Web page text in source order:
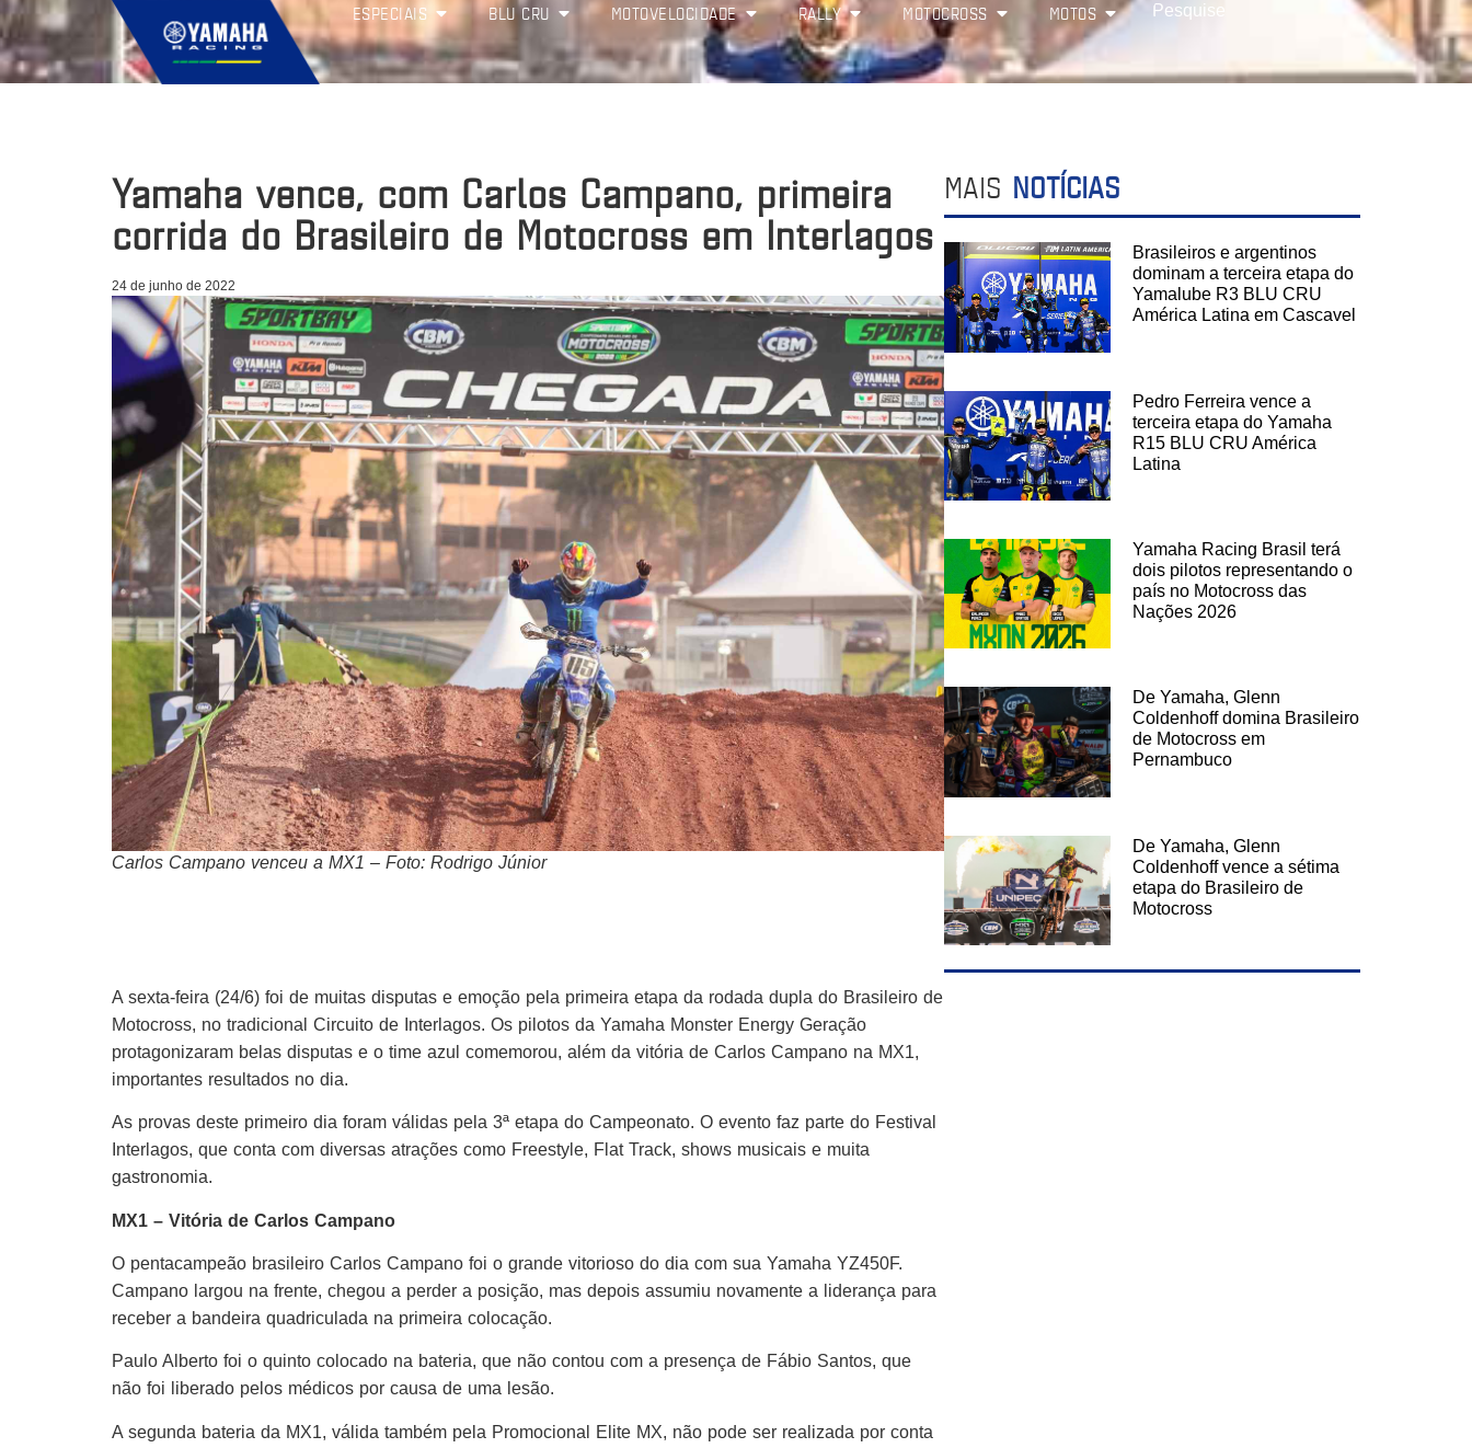
ESPECIAIS BLU CRU MOTOVELOCIDADE RALLY MOTOCROSS MOTOS
Yamaha vence, com Carlos Campano, primeira
corrida do Brasileiro de Motocross em Interlagos
24 de junho de 2022
Carlos Campano venceu a MX1 – Foto: Rodrigo Júnior
A sexta-feira (24/6) foi de muitas disputas e emoção pela primeira etapa da rodada dupla do Brasileiro de
Motocross, no tradicional Circuito de Interlagos. Os pilotos da Yamaha Monster Energy Geração
protagonizaram belas disputas e o time azul comemorou, além da vitória de Carlos Campano na MX1,
importantes resultados no dia.
As provas deste primeiro dia foram válidas pela 3ª etapa do Campeonato. O evento faz parte do Festival
Interlagos, que conta com diversas atrações como Freestyle, Flat Track, shows musicais e muita
gastronomia.
MX1 – Vitória de Carlos Campano
O pentacampeão brasileiro Carlos Campano foi o grande vitorioso do dia com sua Yamaha YZ450F.
Campano largou na frente, chegou a perder a posição, mas depois assumiu novamente a liderança para
receber a bandeira quadriculada na primeira colocação.
Paulo Alberto foi o quinto colocado na bateria, que não contou com a presença de Fábio Santos, que
não foi liberado pelos médicos por causa de uma lesão.
A segunda bateria da MX1, válida também pela Promocional Elite MX, não pode ser realizada por conta
MAIS NOTÍCIAS
Brasileiros e argentinos
dominam a terceira etapa do
Yamalube R3 BLU CRU
América Latina em Cascavel
Pedro Ferreira vence a
terceira etapa do Yamaha
R15 BLU CRU América
Latina
Yamaha Racing Brasil terá
dois pilotos representando o
país no Motocross das
Nações 2026
De Yamaha, Glenn
Coldenhoff domina Brasileiro
de Motocross em
Pernambuco
De Yamaha, Glenn
Coldenhoff vence a sétima
etapa do Brasileiro de
Motocross